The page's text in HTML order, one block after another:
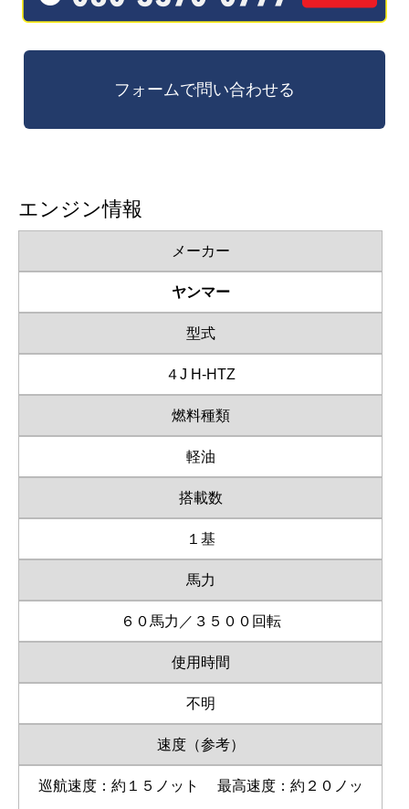
エンジン情報
メーカー
ヤンマー
型式
４J H-HTZ
燃料種類
軽油
搭載数
１基
馬力
６０馬力／３５００回転
使用時間
不明
速度（参考）
巡航速度：約１５ノット 最高速度：約２０ノッ